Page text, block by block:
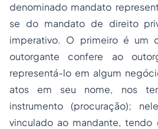
denominado mandato
se do mandato de direito
imperativo. O primeiro é um
outorgante confere ao
representá-lo em algum
atos em seu nome, nos
instrumento (procuração);
vinculado ao mandante, tendo